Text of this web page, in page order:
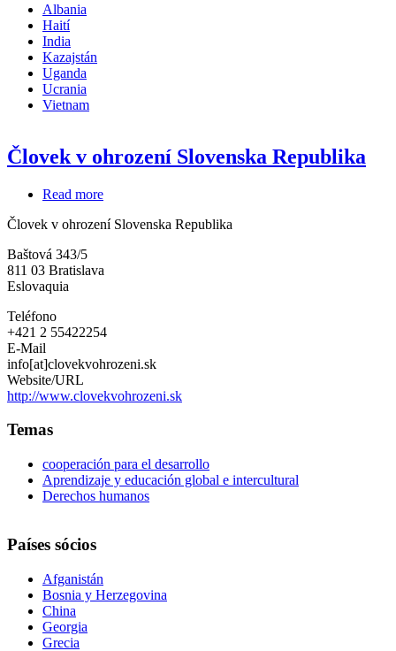
Albania
Haití
India
Kazajstán
Uganda
Ucrania
Vietnam
Človek v ohrození Slovenska Republika
Read more
v
Republika
Človek v ohrození Slovenska Republika
Baštová 343/5
811 03 Bratislava
Eslovaquia
Teléfono
+421 2 55422254
E-Mail
info[at]clovekvohrozeni.sk
Website/URL
http://www.clovekvohrozeni.sk
Temas
cooperación para el desarrollo
Aprendizaje y educación global e intercultural
Derechos humanos
Países sócios
Afganistán
Bosnia y Herzegovina
China
Georgia
Grecia